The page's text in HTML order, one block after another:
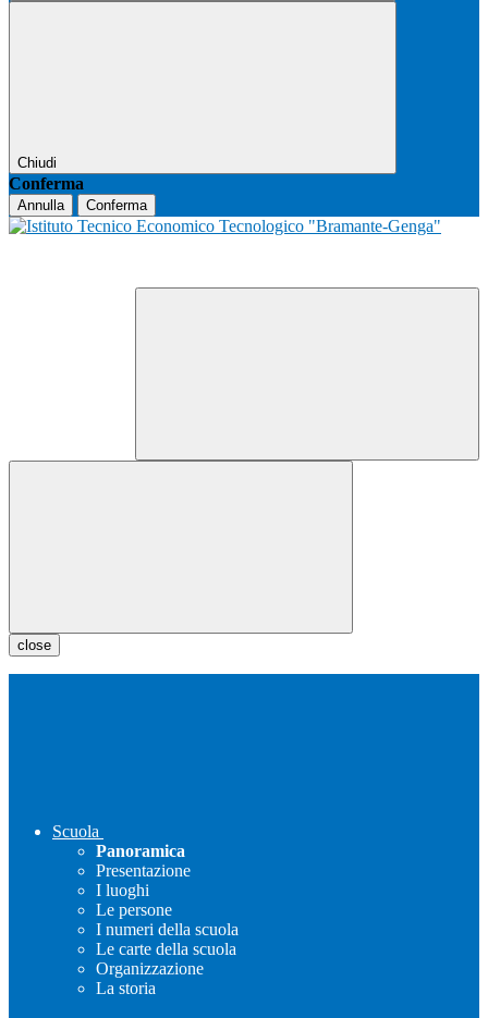
Chiudi
Conferma
Annulla Conferma
close
Scuola
Panoramica
Presentazione
I luoghi
Le persone
I numeri della scuola
Le carte della scuola
Organizzazione
La storia